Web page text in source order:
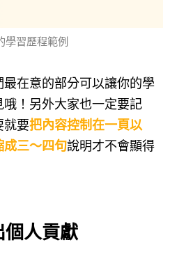
學習歷程範例
在意的部分可以讓你的學
！另外大家也一定要記
就要把內容控制在一頁以
成三～四句說明才不會顯得
個人貢獻